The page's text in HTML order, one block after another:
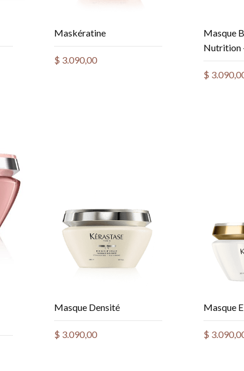
Maskératine
$ 3.090,00
Masque
Nutrition
$
Masque Densité
$ 3.090,00
Masque
$